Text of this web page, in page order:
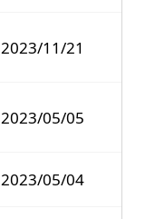
2023/11/21
2023/05/05
2023/05/04